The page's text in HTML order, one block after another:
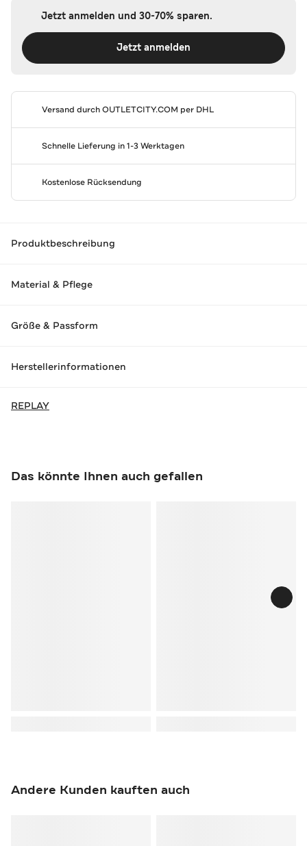
Jetzt anmelden und 30-70% sparen.
Jetzt anmelden
Versand durchOUTLETCITY.COM per DHL
Schnelle Lieferung in 1-3 Werktagen
Kostenlose Rücksendung
Produktbeschreibung
Material & Pflege
Größe & Passform
Herstellerinformationen
REPLAY
Das könnte Ihnen auch gefallen
Andere Kunden kauften auch